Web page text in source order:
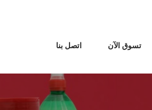
اتصل بنا تسوق الآن